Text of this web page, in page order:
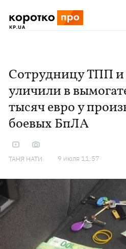
Сотрудницу ТПП и
уличили в
тысяч евро у
боевых БпЛА
ТАНЯ НАТИ 9 июля 11:57